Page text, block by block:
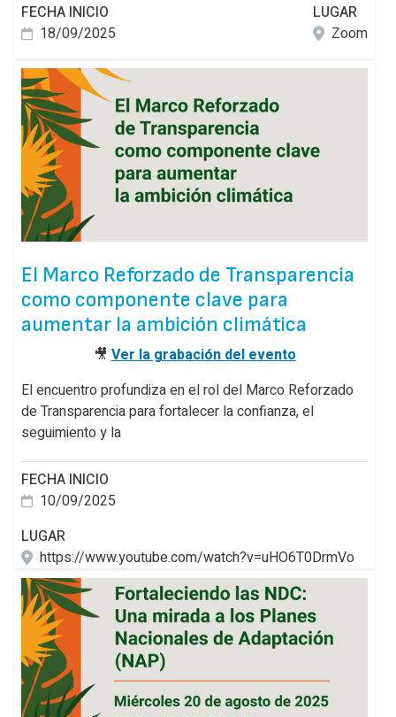
FECHA INICIO
18/09/2025
LUGAR
Zoom
El Marco Reforzado de Transparencia
como componente clave para
aumentar la ambición climática
🎥Ver la grabación del evento
El encuentro profundiza en el rol del Marco Reforzado
de Transparencia para fortalecer la confianza, el
seguimiento y la
FECHA INICIO
10/09/2025
LUGAR
https://www.youtube.com/watch?v=uHO6T0DrmVo